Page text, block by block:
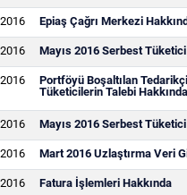
Epiaş Çağrı Merkezi
Mayıs 2016 Serbest
Portföyü Boşaltılan
Tüketicilerin Talebi Hakkında
Mayıs 2016 Serbest
Mart 2016 Uzlaştırma Veri
Fatura İşlemleri Hakkında